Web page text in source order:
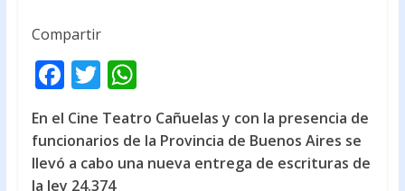
Compartir
F
ac
e
b
T
w
itt
er
W
at
s
En el Cine Teatro Cañuelas y con la presencia de
funcionarios de la Provincia de Buenos Aires se
llevó a cabo una nueva entrega de escrituras de
la ley 24.374